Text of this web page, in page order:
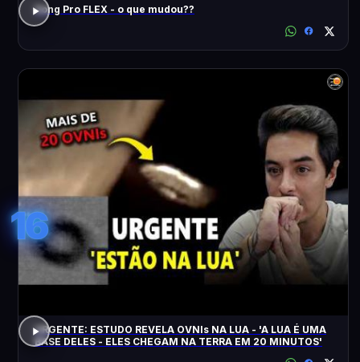
Song Pro FLEX - o que mudou??
16
URGENTE: ESTUDO REVELA OVNIs NA LUA - 'A LUA É UMA
BASE DELES - ELES CHEGAM NA TERRA EM 20 MINUTOS'